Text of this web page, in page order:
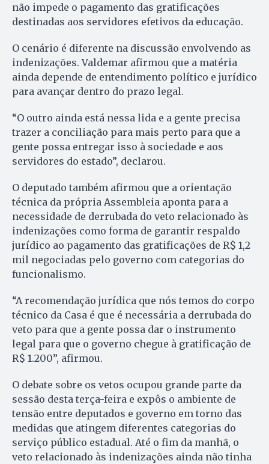
não impede o pagamento das gratificações
destinadas aos servidores efetivos da educação.
O cenário é diferente na discussão envolvendo as
indenizações. Valdemar afirmou que a matéria
ainda depende de entendimento político e jurídico
para avançar dentro do prazo legal.
“O outro ainda está nessa lida e a gente precisa
trazer a conciliação para mais perto para que a
gente possa entregar isso à sociedade e aos
servidores do estado”, declarou.
O deputado também afirmou que a orientação
técnica da própria Assembleia aponta para a
necessidade de derrubada do veto relacionado às
indenizações como forma de garantir respaldo
jurídico ao pagamento das gratificações de R$ 1,2
mil negociadas pelo governo com categorias do
funcionalismo.
“A recomendação jurídica que nós temos do corpo
técnico da Casa é que é necessária a derrubada do
veto para que a gente possa dar o instrumento
legal para que o governo chegue à gratificação de
R$ 1.200”, afirmou.
O debate sobre os vetos ocupou grande parte da
sessão desta terça-feira e expôs o ambiente de
tensão entre deputados e governo em torno das
medidas que atingem diferentes categorias do
serviço público estadual. Até o fim da manhã, o
veto relacionado às indenizações ainda não tinha